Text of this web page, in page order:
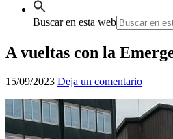
Buscar en esta web
A vueltas con la
15/09/2023 Deja un comentario